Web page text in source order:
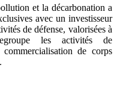
et la décarbonation a
avec un investisseur
de défense, valorisées à
les activités de
de corps